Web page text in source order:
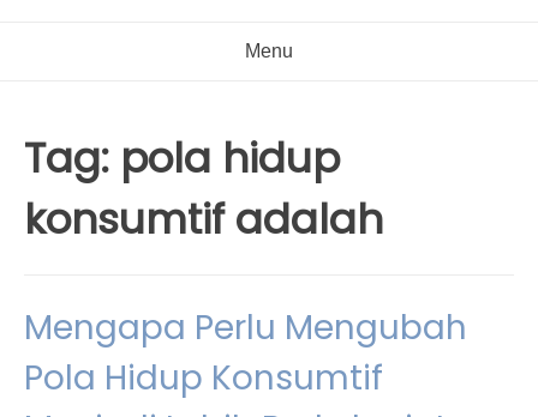
Menu
Tag: pola hidup
konsumtif adalah
Mengapa Perlu Mengubah
Pola Hidup Konsumtif